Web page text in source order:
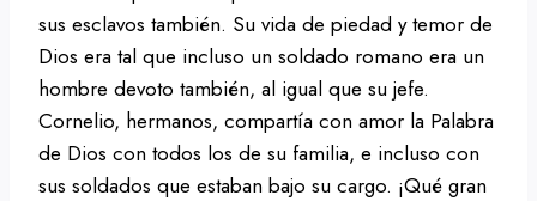
sus esclavos también. Su vida de piedad y temor de
Dios era tal que incluso un soldado romano era un
hombre devoto también, al igual que su jefe.
Cornelio, hermanos, compartía con amor la Palabra
de Dios con todos los de su familia, e incluso con
sus soldados que estaban bajo su cargo. ¡Qué gran